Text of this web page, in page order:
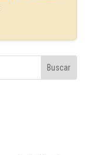
Buscar